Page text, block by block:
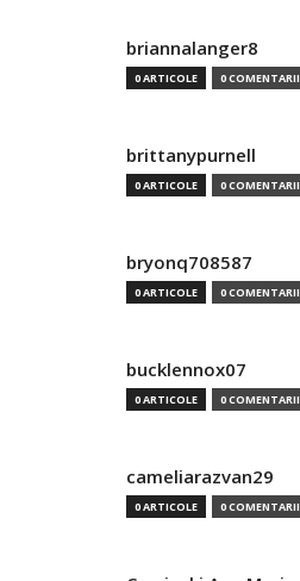
briannalanger8
0 ARTICOLE 0 COMENTARII
brittanypurnell
0 ARTICOLE 0 COMENTARII
bryonq708587
0 ARTICOLE 0 COMENTARII
bucklennox07
0 ARTICOLE 0 COMENTARII
cameliarazvan29
0 ARTICOLE 0 COMENTARII